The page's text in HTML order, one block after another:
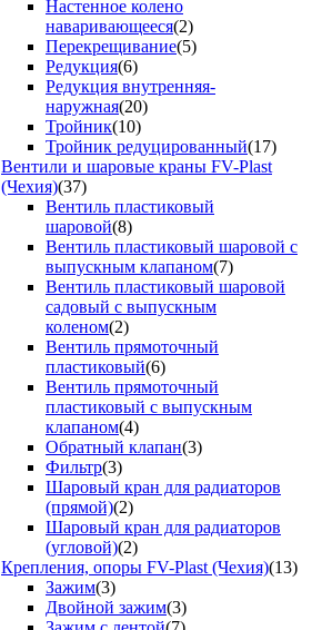
Настенное колено
наваривающееся(2)
Перекрещивание(5)
Редукция(6)
Редукция внутренняя-
наружная(20)
Тройник(10)
Тройник редуцированный(17)
Вентили и шаровые краны FV-Plast
(Чехия)(37)
Вентиль пластиковый
шаровой(8)
Вентиль пластиковый шаровой с
выпускным клапаном(7)
Вентиль пластиковый шаровой
садовый с выпускным
коленом(2)
Вентиль прямоточный
пластиковый(6)
Вентиль прямоточный
пластиковый с выпускным
клапаном(4)
Обратный клапан(3)
Фильтр(3)
Шаровый кран для радиаторов
(прямой)(2)
Шаровый кран для радиаторов
(угловой)(2)
Крепления, опоры FV-Plast (Чехия)(13)
Зажим(3)
Двойной зажим(3)